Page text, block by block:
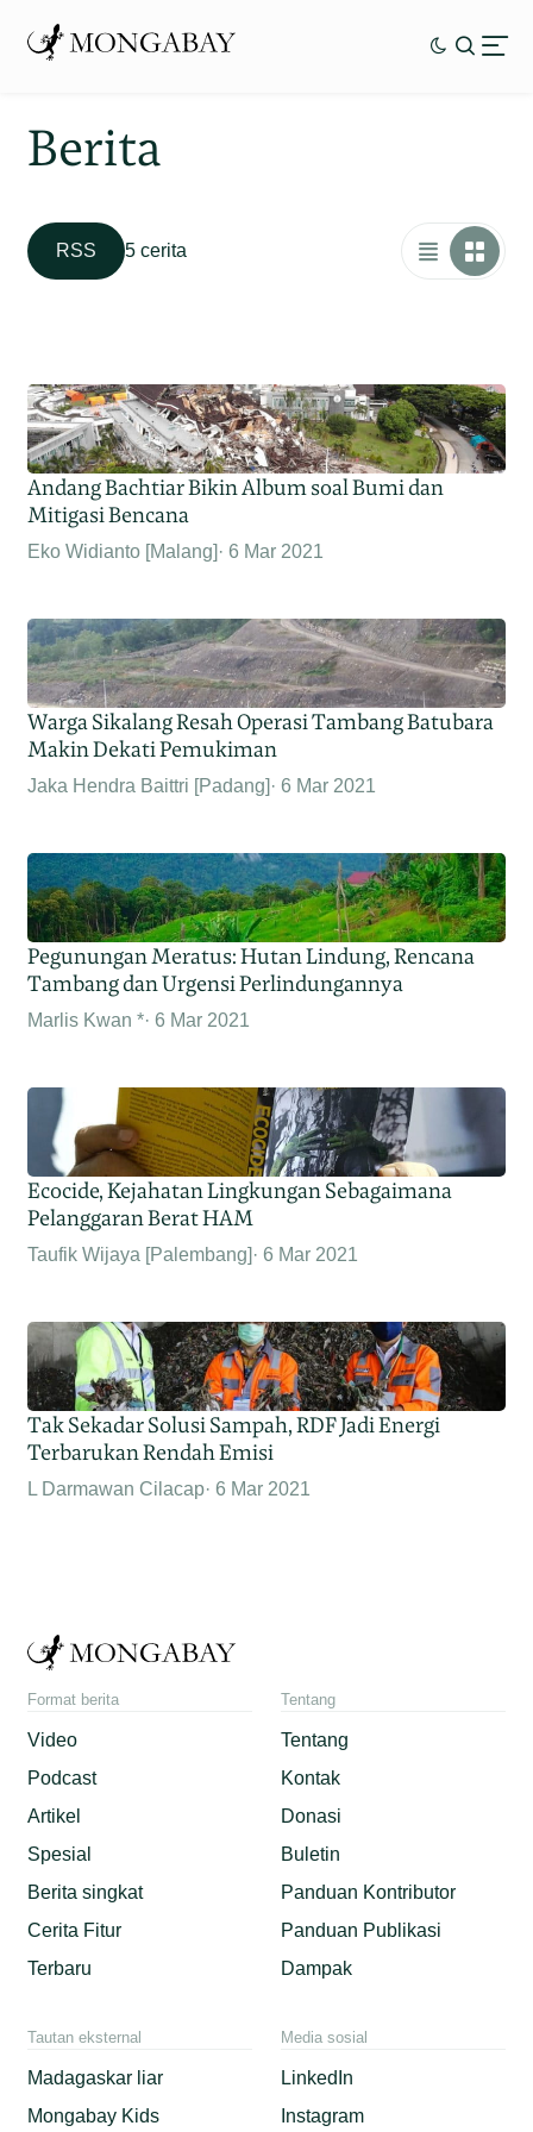
Berita
RSS 5 cerita
Andang Bachtiar Bikin Album soal Bumi dan
Mitigasi Bencana
Eko Widianto [Malang] 6 Mar 2021
Warga Sikalang Resah Operasi Tambang Batubara
Makin Dekati Pemukiman
Jaka Hendra Baittri [Padang] 6 Mar 2021
Pegunungan Meratus: Hutan Lindung, Rencana
Tambang dan Urgensi Perlindungannya
Marlis Kwan * 6 Mar 2021
Ecocide, Kejahatan Lingkungan Sebagaimana
Pelanggaran Berat HAM
Taufik Wijaya [Palembang] 6 Mar 2021
Tak Sekadar Solusi Sampah, RDF Jadi Energi
Terbarukan Rendah Emisi
L Darmawan Cilacap 6 Mar 2021
Format berita
Video
Podcast
Artikel
Spesial
Berita singkat
Cerita Fitur
Terbaru
Tentang
Tentang
Kontak
Donasi
Buletin
Panduan Kontributor
Panduan Publikasi
Dampak
Tautan eksternal
Madagaskar liar
Mongabay Kids
Media sosial
LinkedIn
Instagram